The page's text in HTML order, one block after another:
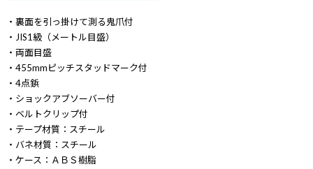
・裏面を引っ掛けて測る鬼爪付
・JIS1級（メートル目盛）
・両面目盛
・455mmピッチスタッドマーク付
・4点鋲
・ショックアブソーバー付
・ベルトクリップ付
・テープ材質：スチール
・バネ材質：スチール
・ケース：ＡＢＳ樹脂